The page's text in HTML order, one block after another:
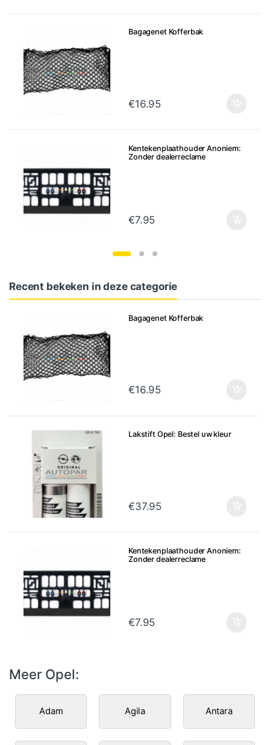
Bagagenet Kofferbak
€16.95
Kentekenplaathouder Anoniem:
Zonder dealerreclame
€7.95
Recent bekeken in deze categorie
Bagagenet Kofferbak
€16.95
Lakstift Opel: Bestel uw kleur
€37.95
Kentekenplaathouder Anoniem:
Zonder dealerreclame
€7.95
Meer Opel:
Adam Agila Antara